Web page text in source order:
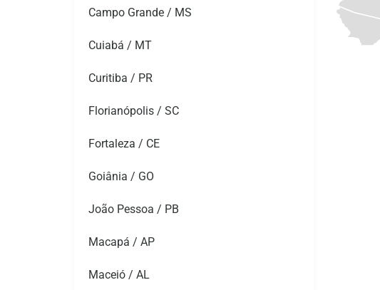
Campo Grande / MS
Cuiabá / MT
Curitiba / PR
Florianópolis / SC
Fortaleza / CE
Goiânia / GO
João Pessoa / PB
Macapá / AP
Maceió / AL